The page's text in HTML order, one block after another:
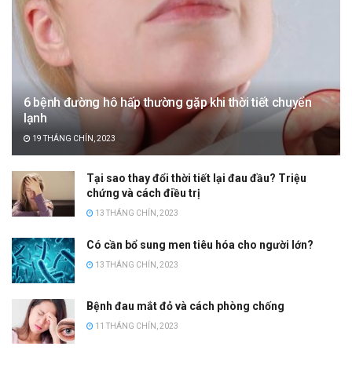
6 bệnh đường hô hấp thường gặp khi thời tiết chuyển
lạnh
19 THÁNG CHÍN, 2023
Tại sao thay đổi thời tiết lại đau đầu? Triệu
chứng và cách điều trị
13 THÁNG CHÍN, 2023
Có cần bổ sung men tiêu hóa cho người lớn?
13 THÁNG CHÍN, 2023
Bệnh đau mắt đỏ và cách phòng chống
11 THÁNG CHÍN, 2023